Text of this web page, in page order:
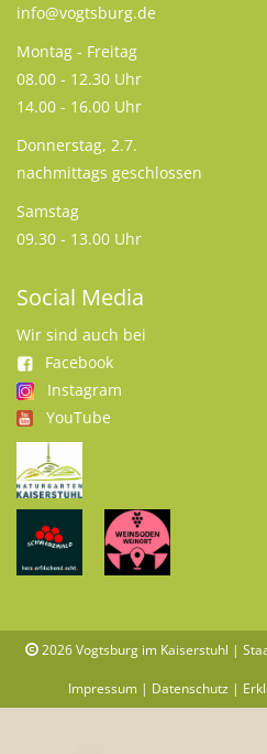
info@vogtsburg.de
Montag - Freitag
08.00 - 12.30 Uhr
14.00 - 16.00 Uhr
Donnerstag, 2.7.
nachmittags geschlossen
Samstag
09.30 - 13.00 Uhr
Social Media
Wir sind auch bei
Facebook
Instagram
YouTube
2026 Vogtsburg im Kaiserstuhl |
Impressum | Datenschutz |